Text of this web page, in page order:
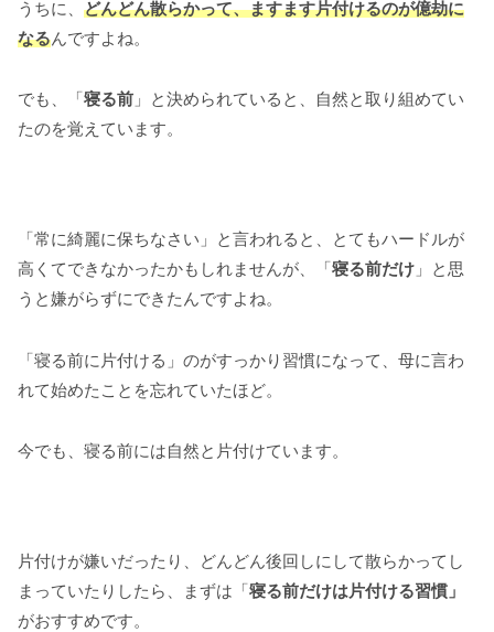
うちに、 どんどん散らかって、ますます片付けるのが億劫に
なるんですよね。
でも、「寝る前 」と決められていると、自然と取り組めてい
たのを覚えています。
「常に綺麗に保ちなさい」と言われると、とてもハードルが
高くてできなかったかもしれませんが、「寝る前だけ 」と思
うと嫌がらずにできたんですよね。
「寝る前に片付ける」のがすっかり習慣になって、母に言わ
れて始めたことを忘れていたほど。
今でも、寝る前には自然と片付けています。
片付けが嫌いだったり、どんどん後回しにして散らかってし
まっていたりしたら、まずは「寝る前だけは片付ける習慣」
がおすすめです。